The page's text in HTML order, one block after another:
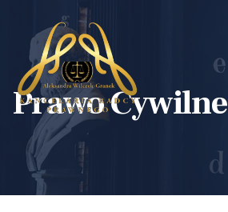
Prawo Cywilne